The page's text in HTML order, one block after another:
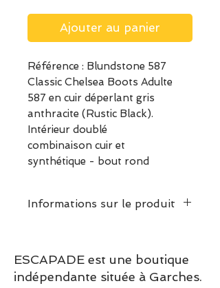
Ajouter au panier
Référence : Blundstone 587
Classic Chelsea Boots Adulte
587 en cuir déperlant gris
anthracite (Rustic Black).
Intérieur doublé
combinaison cuir et
synthétique - bout rond
Informations sur le produit
marque en 1870, les boots
Blundstone étaient destinées
ESCAPADE est une boutique
indépendante située à Garches.